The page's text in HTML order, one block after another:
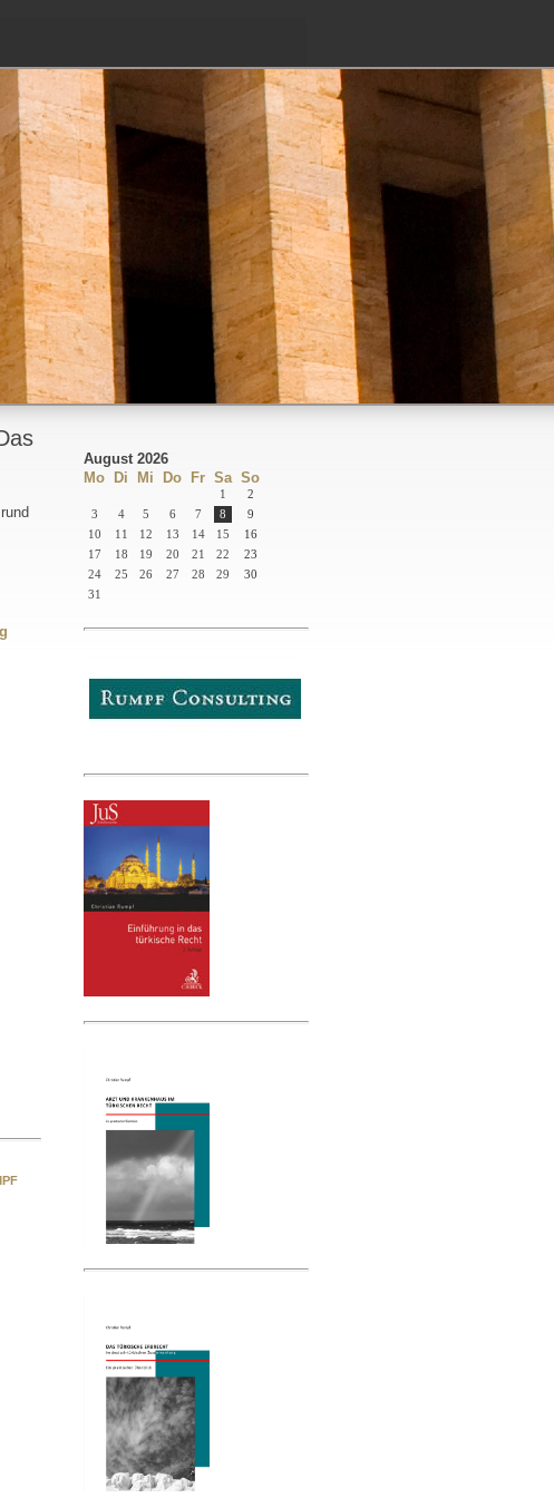
August 2026
Mo
Di Mi Do Fr Sa So
1
2
3
4 5 6 7 8
9
10
11 12 13 14 15
16
17
18 19 20 21 22
23
24
25 26 27 28 29
30
31